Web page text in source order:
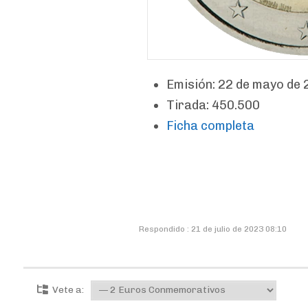
Emisión: 22 de mayo de
Tirada: 450.500
Ficha completa
Respondido : 21 de julio de 2023 08:10
Vete a: